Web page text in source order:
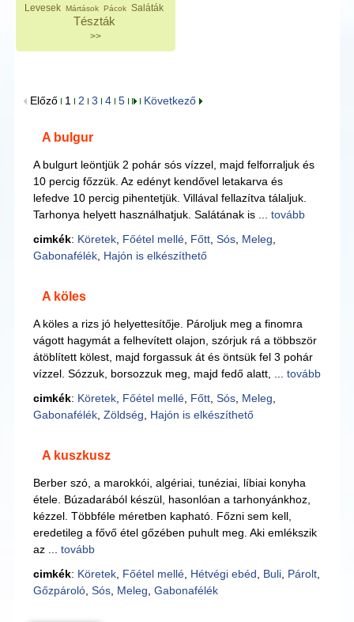
Levesek Mártások Pácok Saláták
Tészták
>>
Előző 1 2 3 4 5 Következő
A bulgur
A bulgurt leöntjük 2 pohár sós vízzel, majd felforraljuk és
10 percig főzzük. Az edényt kendővel letakarva és
lefedve 10 percig pihentetjük. Villával fellazítva tálaljuk.
Tarhonya helyett használhatjuk. Salátának is ... tovább
cimkék: Köretek, Főétel mellé, Főtt, Sós, Meleg
Gabonafélék, Hajón is elkészíthető
A köles
A köles a rizs jó helyettesítője. Pároljuk meg a finomra
vágott hagymát a felhevített olajon, szórjuk rá a többször
átöblített kölest, majd forgassuk át és öntsük fel 3 pohár
vízzel. Sózzuk, borsozzuk meg, majd fedő alatt, ... tovább
cimkék: Köretek, Főétel mellé, Főtt, Sós, Meleg
Gabonafélék, Zöldség Hajón is elkészíthető
A kuszkusz
Berber szó, a marokkói, algériai, tunéziai, líbiai konyha
étele. Búzadarából készül, hasonlóan a tarhonyánkhoz,
kézzel. Többféle méretben kapható. Főzni sem kell,
eredetileg a fővő étel gőzében puhult meg. Aki emlékszik
az ... tovább
cimkék: Köretek, Főétel mellé, Hétvégi ebéd Buli, Párolt,
Gőzpároló, Sós, Meleg Gabonafélék